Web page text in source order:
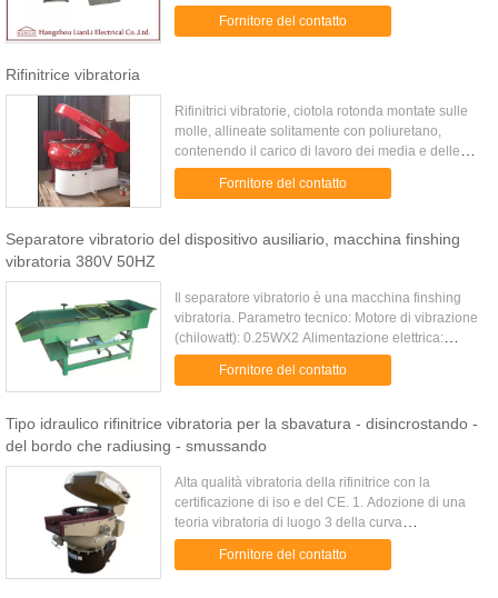
E469927 Generalità: 1) Morsetto del fascio della ...
Fornitore del contatto
Rifinitrice vibratoria
Rifinitrici vibratorie, ciotola rotonda montate sulle
molle, allineate solitamente con poliuretano,
contenendo il carico di lavoro dei media e delle
parti. L'energia sotto forma di forze vibratorie è
trasferita ...Fornitore del contatto
Separatore vibratorio del dispositivo ausiliario, macchina finshing
vibratoria 380V 50HZ
Il separatore vibratorio è una macchina finshing
vibratoria. Parametro tecnico: Motore di vibrazione
(chilowatt): 0.25WX2 Alimentazione elettrica:
380V.3pH.50HZ Dimensione di contorno
(length×width×height) ...
Fornitore del contatto
Tipo idraulico rifinitrice vibratoria per la sbavatura - disincrostando -
del bordo che radiusing - smussando
Alta qualità vibratoria della rifinitrice con la
certificazione di iso e del CE. 1. Adozione di una
teoria vibratoria di luogo 3 della curva
dimensionale, fa il lavoro parte con interazione e la
massa di mezzi ...
Fornitore del contatto